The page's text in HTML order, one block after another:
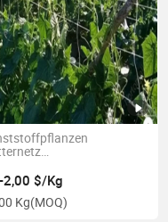
2,00 $/Kg
Kg(MOQ)